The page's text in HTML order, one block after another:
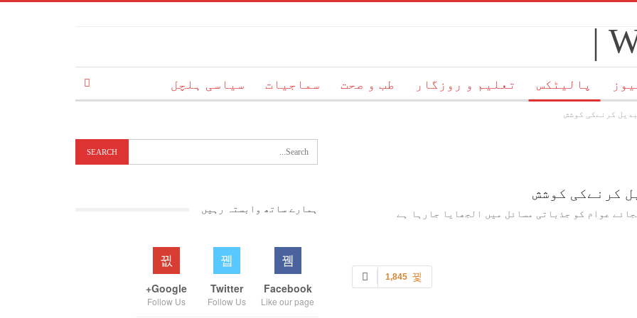
پالیٹکس تعلیم و روزگار طب و صحت سماجیات سیاسی ہلچل
ہمارے بارے میں
کرنےکی کوشش
کرنےکی کوشش
عوام کو جذباتی مسائل میں الجھایا جارہا ہے
1,845
ہمارے ساتھ وابستہ رہیں
Facebook
Like our page
Twitter
Follow Us
Google+
Follow Us